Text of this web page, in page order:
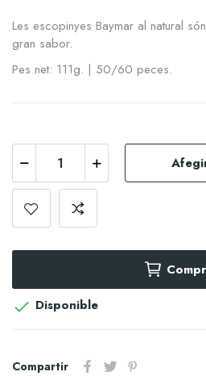
Les escopinyes Baymar al natural
gran sabor.
Pes net: 111g. | 50/60 peces.
 Disponible
Compartir